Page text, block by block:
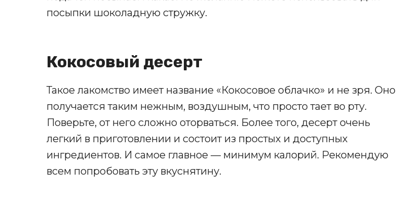
посыпки шоколадную стружку.
Кокосовый десерт
Такое лакомство имеет название «Кокосовое облачко» и не зря. Оно
получается таким нежным, воздушным, что просто тает во рту.
Поверьте, от него сложно оторваться. Более того, десерт очень
легкий в приготовлении и состоит из простых и доступных
ингредиентов. И самое главное — минимум калорий. Рекомендую
всем попробовать эту вкуснятину.